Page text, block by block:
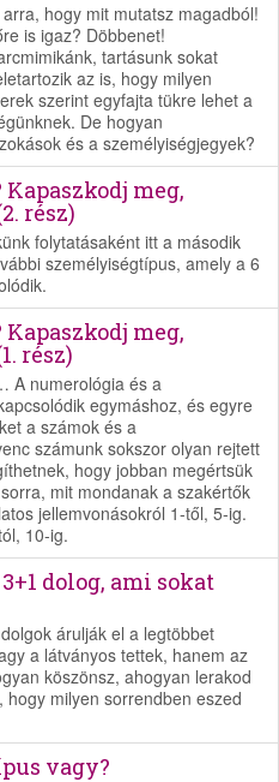
hogy mit mutatsz magadból!
is igaz? Döbbenet!
tartásunk sokat
az is, hogy milyen
szerint egyfajta tükre lehet a
De hogyan
és a személyiségjegyek?
meg,
rész)
folytatásaként itt a második
személyiségtípus, amely a 6
meg,
rész)
A numerológia és a
egymáshoz, és egyre
a számok és a
számunk sokszor olyan rejtett
hogy jobban megértsük
mit mondanak a szakértők
jellemvonásokról 1-től, 5-ig.
10-ig.
dolog, ami sokat
árulják el a legtöbbet
a látványos tettek, hanem az
köszönsz, ahogyan lerakod
milyen sorrendben eszed
vagy?